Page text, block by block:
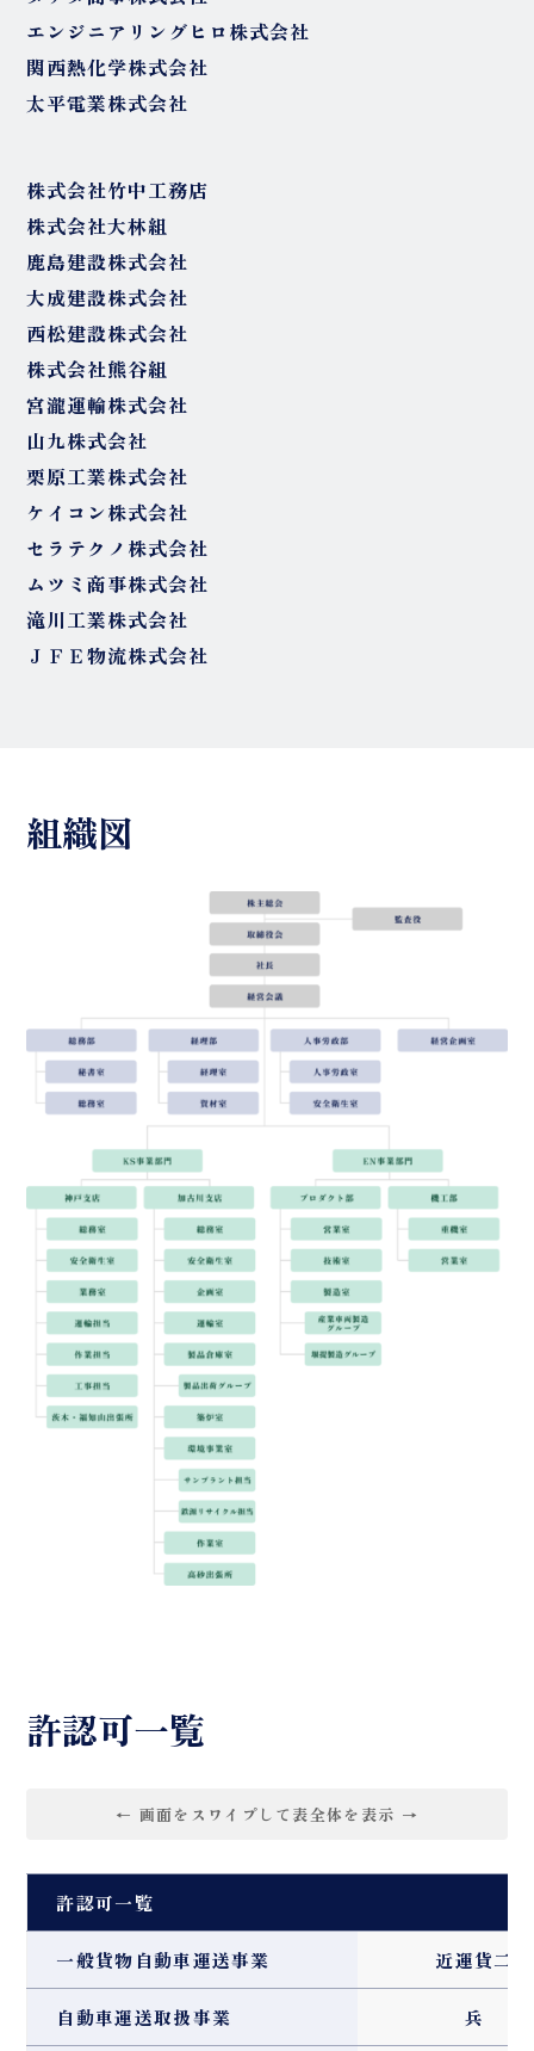
エンジニアリングヒロ株式会社
関西熱化学株式会社
太平電業株式会社
株式会社竹中工務店
株式会社大林組
鹿島建設株式会社
大成建設株式会社
西松建設株式会社
株式会社熊谷組
宮瀧運輸株式会社
山九株式会社
栗原工業株式会社
ケイコン株式会社
セラテクノ株式会社
ムツミ商事株式会社
滝川工業株式会社
ＪＦＥ物流株式会社
組織図
許認可一覧
← 画面をスワイプして表全体を表示 →
許認可一覧
一般貨物自動車運送事業 近運貨二
自動車運送取扱事業 兵